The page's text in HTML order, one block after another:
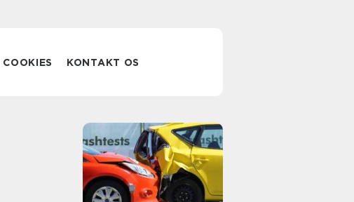
COOKIES KONTAKT OS